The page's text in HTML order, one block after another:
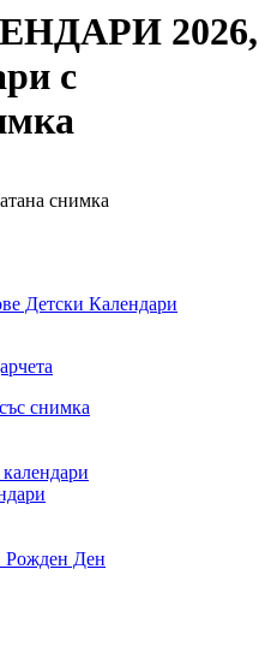
2026,
с
снимка
Детски Календари
снимка
Ден